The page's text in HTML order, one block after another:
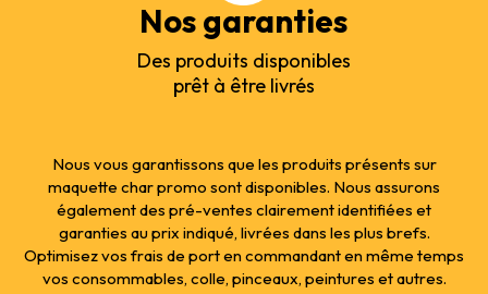
Nos garanties
Des produits disponibles
prêt à être livrés
Nous vous garantissons que les produits présents sur
maquette char promo sont disponibles. Nous assurons
également des pré-ventes clairement identifiées et
garanties au prix indiqué, livrées dans les plus brefs.
Optimisez vos frais de port en commandant en même temps
vos consommables, colle, pinceaux, peintures et autres.